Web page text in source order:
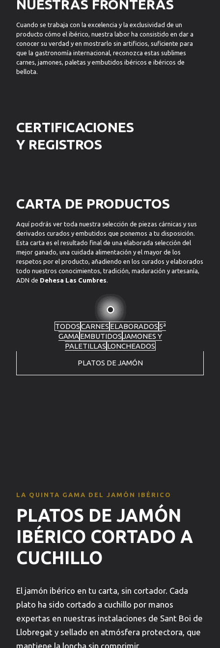
NUESTRAS FRONTERAS
Cuando se trabaja con la excelencia y la exclusividad de un
producto cómo el ibérico, nuestra labor ha consistido en dar a
conocer su verdad y en mostrarlo sin artificios, suficiente para
que la gastronomía internacional, reconozca estas sublimes
carnes, jamones, paletas y embutidos ibéricos e ibéricos de
bellota.
CERTIFICACIONES
Y REGISTROS
CARTA DE PRODUCTOS
Aquí podrás ver toda nuestra selección de piezas cárnicas y sus
derivados curados y embutidos que ponemos a tu disposición.
Esta carta es el resultado final de una elaborada selección del
mejor ganado, una cuidada alimentación y el mayor de los
respetos por el producto, añadiendo en los curados y elaborados
todo nuestros conocimientos, tradición, maduración y artesanía,
ADN de Dehesa Las Cumbres.
TODOSCARNESELABORADOS 5ª
GAMA EMBUTIDOSJAMONES Y
PALETILLAS LONCHEADOS
PLATOS DE JAMÓN
LA QUINTA GAMA DEL JAMÓN IBÉRICO
PLATOS DE JAMÓN
IBÉRICO CORTADO A
CUCHILLO
El jamón ibérico en tu carta, sin cortador. Cada
plato ha sido cortado a cuchillo por manos
expertas en nuestras instalaciones de Sant Boi de
Llobregat y sellado en atmósfera protectora, que
mantiene la loncha sin comprimir.